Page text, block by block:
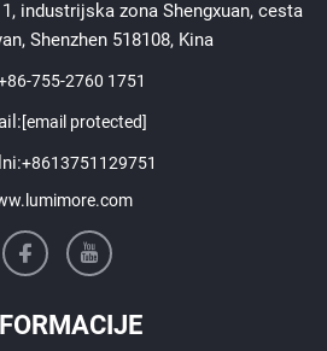
industrijska zona Shengxuan, cesta
Shenzhen 518108, Kina
755-2760 1751
[email protected]
+8613751129751